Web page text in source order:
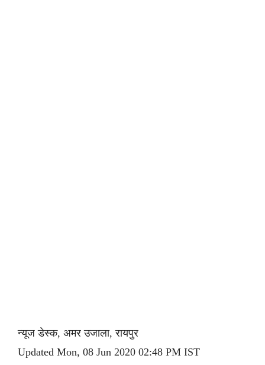
न्यूज डेस्क, अमर उजाला, रायपुर
Updated Mon, 08 Jun 2020 02:48 PM IST